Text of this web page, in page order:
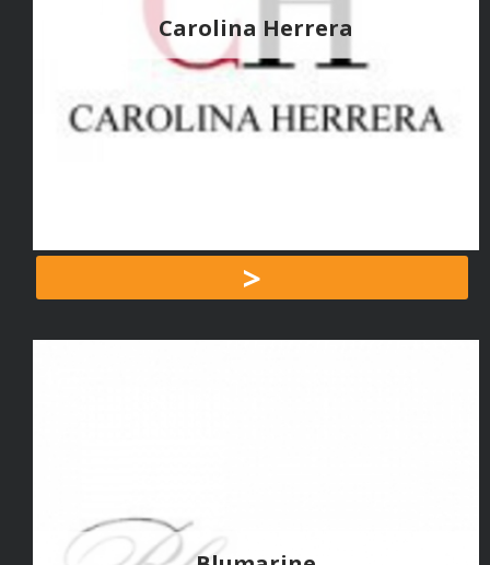
Carolina Herrera
>